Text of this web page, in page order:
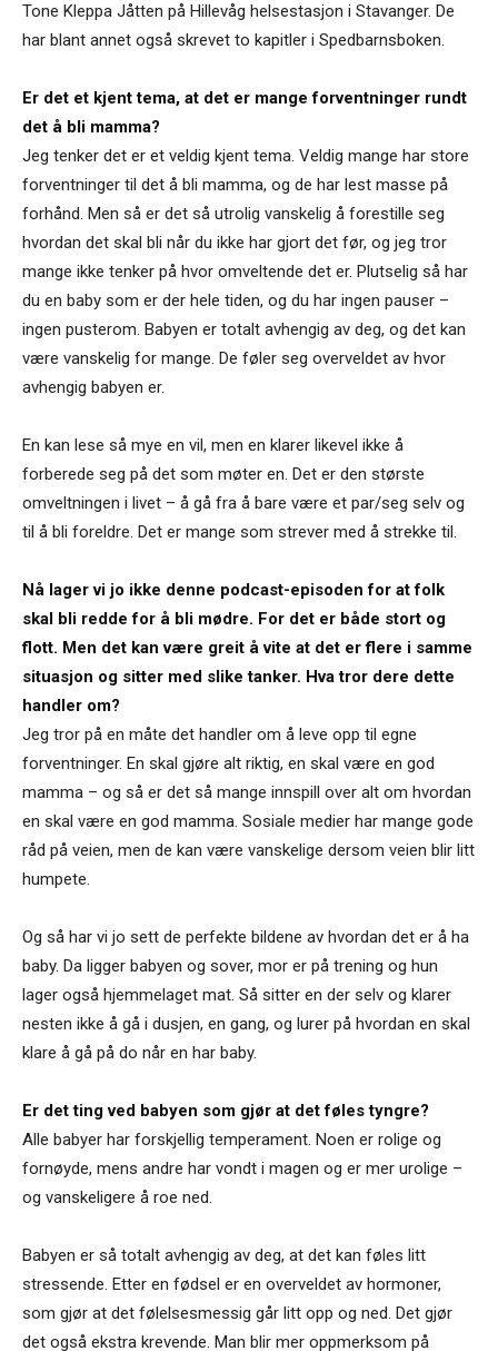
Tone Kleppa Jåtten på Hillevåg helsestasjon i Stavanger. De
har blant annet også skrevet to kapitler i Spedbarnsboken.
Er det et kjent tema, at det er mange forventninger rundt
det å bli mamma?
Jeg tenker det er et veldig kjent tema. Veldig mange har store
forventninger til det å bli mamma, og de har lest masse på
forhånd. Men så er det så utrolig vanskelig å forestille seg
hvordan det skal bli når du ikke har gjort det før, og jeg tror
mange ikke tenker på hvor omveltende det er. Plutselig så har
du en baby som er der hele tiden, og du har ingen pauser –
ingen pusterom. Babyen er totalt avhengig av deg, og det kan
være vanskelig for mange. De føler seg overveldet av hvor
avhengig babyen er.
En kan lese så mye en vil, men en klarer likevel ikke å
forberede seg på det som møter en. Det er den største
omveltningen i livet – å gå fra å bare være et par/seg selv og
til å bli foreldre. Det er mange som strever med å strekke til.
Nå lager vi jo ikke denne podcast-episoden for at folk
skal bli redde for å bli mødre. For det er både stort og
flott. Men det kan være greit å vite at det er flere i samme
situasjon og sitter med slike tanker. Hva tror dere dette
handler om?
Jeg tror på en måte det handler om å leve opp til egne
forventninger. En skal gjøre alt riktig, en skal være en god
mamma – og så er det så mange innspill over alt om hvordan
en skal være en god mamma. Sosiale medier har mange gode
råd på veien, men de kan være vanskelige dersom veien blir litt
humpete.
Og så har vi jo sett de perfekte bildene av hvordan det er å ha
baby. Da ligger babyen og sover, mor er på trening og hun
lager også hjemmelaget mat. Så sitter en der selv og klarer
nesten ikke å gå i dusjen, en gang, og lurer på hvordan en skal
klare å gå på do når en har baby.
Er det ting ved babyen som gjør at det føles tyngre?
Alle babyer har forskjellig temperament. Noen er rolige og
fornøyde, mens andre har vondt i magen og er mer urolige –
og vanskeligere å roe ned.
Babyen er så totalt avhengig av deg, at det kan føles litt
stressende. Etter en fødsel er en overveldet av hormoner,
som gjør at det følelsesmessig går litt opp og ned. Det gjør
det også ekstra krevende. Man blir mer oppmerksom på